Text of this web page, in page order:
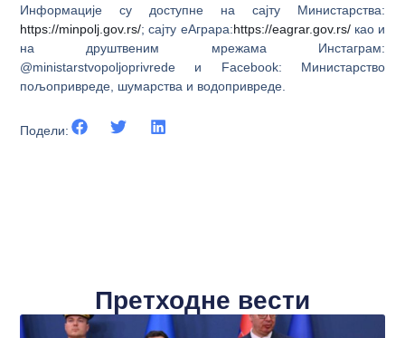
Информације су доступне на сајту Министарства:
https://minpolj.gov.rs/; сајту еАграра:https://eagrar.gov.rs/као и
на друштвеним мрежама Инстаграм:
@ministarstvopoljoprivrede и Facebook: Министарство
пољопривреде, шумарства и водопривреде.
Подели:
Претходне вести